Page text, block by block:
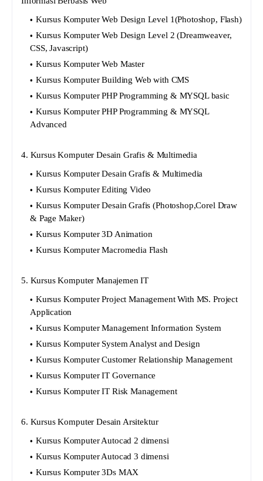
Kursus Komputer Web Design Level 1(Photoshop, Flash)
Kursus Komputer Web Design Level 2 (Dreamweaver,
CSS, Javascript)
Kursus Komputer Web Master
Kursus Komputer Building Web with CMS
Kursus Komputer PHP Programming & MYSQL basic
Kursus Komputer PHP Programming & MYSQL
Advanced
4. Kursus Komputer Desain Grafis & Multimedia
Kursus Komputer Desain Grafis & Multimedia
Kursus Komputer Editing Video
Kursus Komputer Desain Grafis (Photoshop,Corel Draw
& Page Maker)
Kursus Komputer 3D Animation
Kursus Komputer Macromedia Flash
5. Kursus Komputer Manajemen IT
Kursus Komputer Project Management With MS. Project
Application
Kursus Komputer Management Information System
Kursus Komputer System Analyst and Design
Kursus Komputer Customer Relationship Management
Kursus Komputer IT Governance
Kursus Komputer IT Risk Management
6. Kursus Komputer Desain Arsitektur
Kursus Komputer Autocad 2 dimensi
Kursus Komputer Autocad 3 dimensi
Kursus Komputer 3Ds MAX